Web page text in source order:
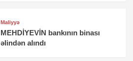
Maliyyə
MEHDİYEVİN bankının binası
əlindən alındı